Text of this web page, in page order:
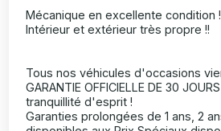
Mécanique en excellente condition
Intérieur et extérieur très propre !!
Tous nos véhicules d'occasions
GARANTIE OFFICIELLE DE 30
tranquillité d'esprit !
Garanties prolongées de 1 ans, 2